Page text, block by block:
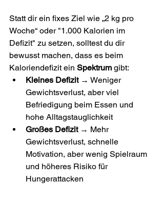
Statt dir ein fixes Ziel wie „2 kg pro
Woche“ oder "1.000 Kalorien im
Defizit" zu setzen, solltest du dir
bewusst machen, dass es beim
Kaloriendefizit ein Spektrum gibt:
Kleines Defizit → Weniger
Gewichtsverlust, aber viel
Befriedigung beim Essen und
hohe Alltagstauglichkeit
Großes Defizit → Mehr
Gewichtsverlust, schnelle
Motivation, aber wenig Spielraum
und höheres Risiko für
Hungerattacken